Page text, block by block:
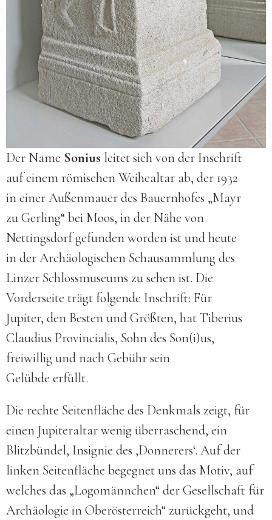
Der Name Sonius leitet sich von der Inschrift
auf einem römischen Weihealtar ab, der 1932
in einer Außenmauer des Bauernhofes „Mayr
zu Gerling“ bei Moos, in der Nähe von
Nettingsdorf gefunden worden ist und heute
in der Archäo­logischen Schau­sammlung des
Linzer Schloss­museums zu sehen ist. Die
Vorder­seite trägt folgende Inschrift: Für
Jupiter, den Besten und Größten, hat Tiberius
Claudius Provincialis, Sohn des Son(i)us,
freiwillig und nach Gebühr sein
Gelübde erfüllt.
Die rechte Seitenfläche des Denkmals zeigt, für
einen Jupiteraltar wenig überraschend, ein
Blitzbündel, Insignie des ‚Donnerers‘. Auf der
linken Seitenfläche begegnet uns das Motiv, auf
welches das „Logomännchen“ der Gesellschaft für
Archäologie in Oberösterreich“ zurückgeht, und